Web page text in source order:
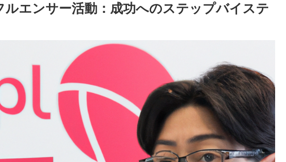
ルエンサー活動：成功へのステップバイステ